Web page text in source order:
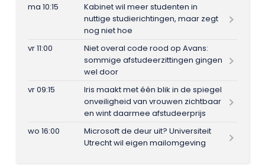
ma 10:15
Kabinet wil meer studenten in
nuttige studierichtingen, maar zegt
nog niet hoe
vr 11:00
Niet overal code rood op Avans:
sommige afstudeerzittingen gingen
wel door
vr 09:15
Iris maakt met één blik in de spiegel
onveiligheid van vrouwen zichtbaar
en wint daarmee afstudeerprijs
wo 16:00
Microsoft de deur uit? Universiteit
Utrecht wil eigen mailomgeving